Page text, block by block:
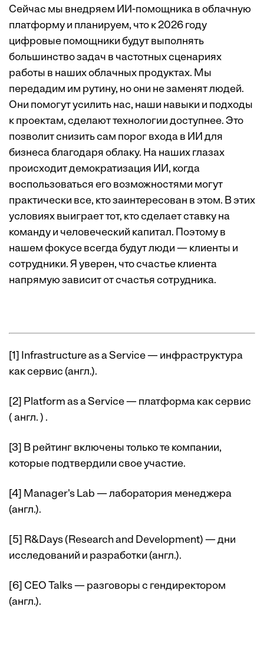
Сейчас мы внедряем ИИ-помощника в облачную
платформу и планируем, что к 2026 году
цифровые помощники будут выполнять
большинство задач в частотных сценариях
работы в наших облачных продуктах. Мы
передадим им рутину, но они не заменят людей.
Они помогут усилить нас, наши навыки и подходы
к проектам, сделают технологии доступнее. Это
позволит снизить сам порог входа в ИИ для
бизнеса благодаря облаку. На наших глазах
происходит демократизация ИИ, когда
воспользоваться его возможностями могут
практически все, кто заинтересован в этом. В этих
условиях выиграет тот, кто сделает ставку на
команду и человеческий капитал. Поэтому в
нашем фокусе всегда будут люди — клиенты и
сотрудники. Я уверен, что счастье клиента
напрямую зависит от счастья сотрудника.
[1] Infrastructure as a Service — инфраструктура
как сервис (англ.).
[2] Platform as a Service — платформа как сервис
( англ. ) .
[3] В рейтинг включены только те компании,
которые подтвердили свое участие.
[4] Manager's Lab — лаборатория менеджера
(англ.).
[5] R&Days (Research and Development) — дни
исследований и разработки (англ.).
[6] СEO Talks — разговоры с гендиректором
(англ.).